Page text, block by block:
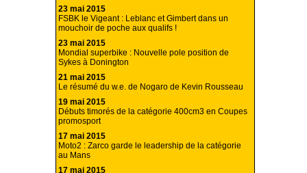
23 mai 2015
FSBK le Vigeant : Leblanc et Gimbert dans un
mouchoir de poche aux qualifs !
23 mai 2015
Mondial superbike : Nouvelle pole position de
Sykes à Donington
21 mai 2015
Le résumé du w.e. de Nogaro de Kevin Rousseau
19 mai 2015
Débuts timorés de la catégorie 400cm3 en Coupes
promosport
17 mai 2015
Moto2 : Zarco garde le leadership de la catégorie
au Mans
17 mai 2015